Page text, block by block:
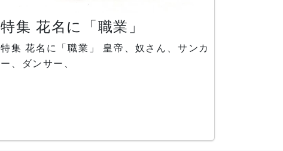
特集 花名に「職業」
特集 花名に「職業」 皇帝、奴さん、サンカ
ー、ダンサー、